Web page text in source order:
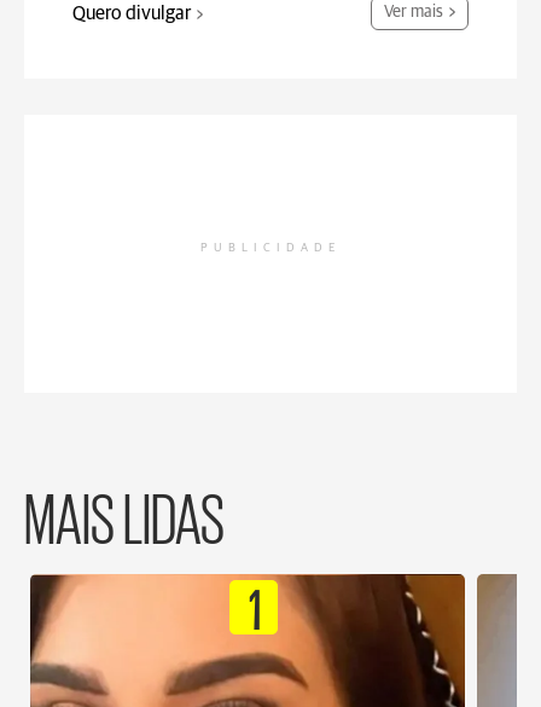
Quero divulgar Ver mais
PUBLICIDADE
MAIS LIDAS
1